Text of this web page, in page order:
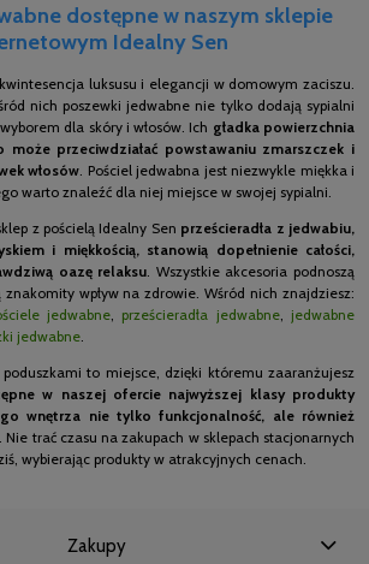
dostępne w naszym sklepie
Idealny Sen
luksusu i elegancji w domowym zaciszu.
nich poszewki jedwabne nie tylko dodają sypialni
dla skóry i włosów. Ich gładka powierzchnia
może przeciwdziałać powstawaniu zmarszczek i
włosów . Pościel jedwabna jest niezwykle miękka i
warto znaleźć dla niej miejsce w swojej sypialni.
z pościelą Idealny Sen prześcieradła z jedwabiu,
i miękkością, stanowią dopełnienie całości,
oazę relaksu . Wszystkie akcesoria podnoszą
wpływ na zdrowie. Wśród nich znajdziesz:
jedwabne prześcieradła jedwabne, jedwabne
jedwabne
poduszkami to miejsce, dzięki któremu zaaranżujesz
w naszej ofercie najwyższej klasy produkty
wnętrza nie tylko funkcjonalność, ale również
. Nie trać czasu na zakupach w sklepach stacjonarnych
wybierając produkty w atrakcyjnych cenach.
Zakupy